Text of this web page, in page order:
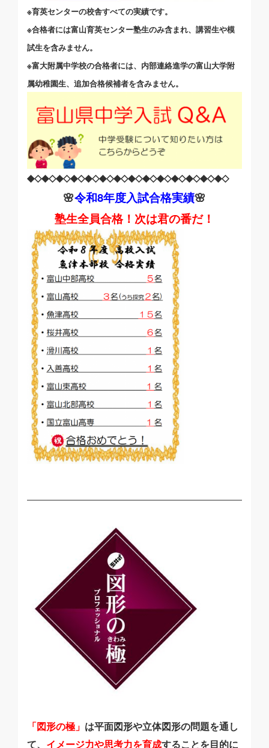
※育英センターの校舎すべての実績です。
※合格者には富山育英センター塾生のみ含まれ、講習生や模
試生を含みません。
※富大附属中学校の合格者には、内部連絡進学の富山大学附
属幼稚園生、追加合格候補者を含みません。
◆◇◆◇◆◇◆◇◆◇◆◇◆◇◆◇◆◇◆◇◆◇◆◇◆◇◆◇
🌸令和8年度入試合格実績🌸
塾生全員合格！次は君の番だ！
「図形の極」 は平面図形や立体図形の問題を通し
て、 イメージ力や思考力を育成することを目的に